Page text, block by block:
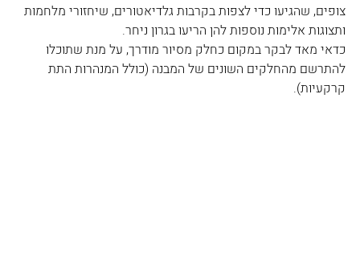
צופים, שהגיעו כדי לצפות בקרבות גלדיאטורים, שיחזורי מלחמות
ותצוגות אלימות נוספות להן הריעו בגרון ניחר.
כדאי מאד לבקר במקום כחלק מסיור מודרך, על מנת שתוכלו
להתרשם מהחלקים השונים של המבנה (כולל המנהרות התת
קרקעיות).